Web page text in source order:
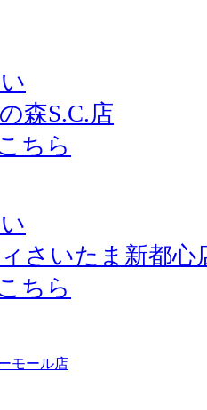
森S.C.店
ちら
さいたま新都心
ちら
モール店